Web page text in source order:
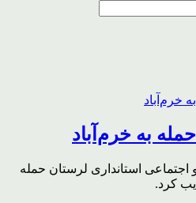
به خرم‌آباد
استانداری لرستان حمله
کرد.